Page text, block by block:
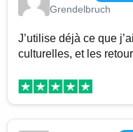
Grendelbruch
J’utilise déjà ce que
culturelles, et les